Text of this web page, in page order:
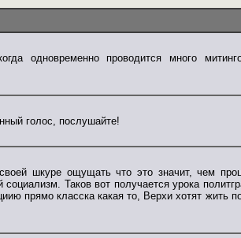
одновременно проводится много
голос, послушайте!
шкуре ощущать что это значит, чем
социализм. Таков вот получается урока
прямо класска какая то, Верхи хотят жить